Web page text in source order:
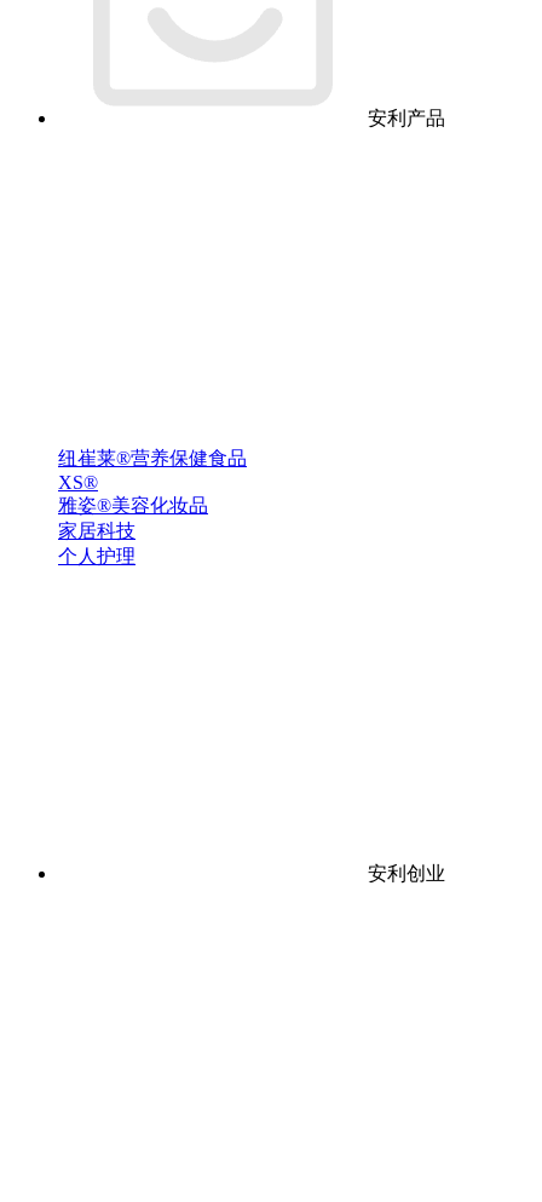
安利产品
纽崔莱®营养保健食品
XS®
雅姿®美容化妆品
家居科技
个人护理
安利创业